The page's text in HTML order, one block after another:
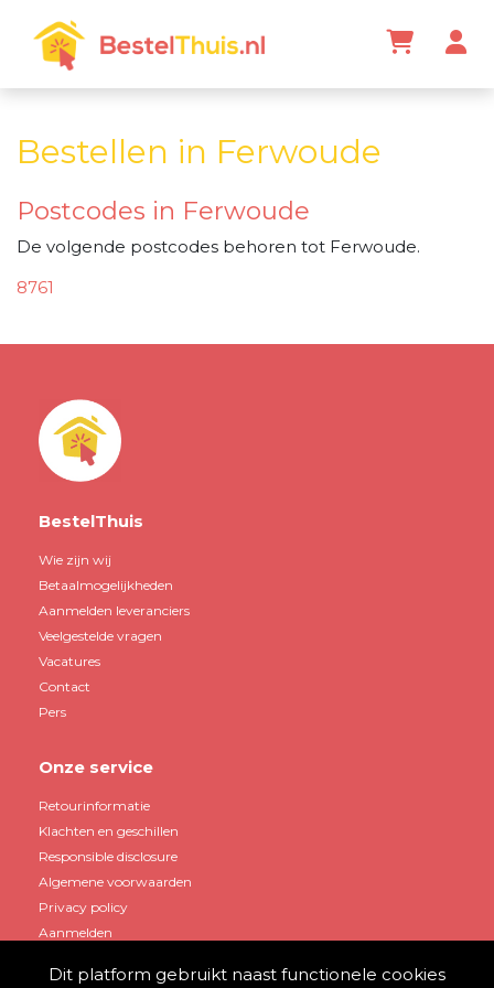
Bestellen in Ferwoude
Postcodes in Ferwoude
De volgende postcodes behoren tot Ferwoude.
8761
BestelThuis
Wie zijn wij
Betaalmogelijkheden
Aanmelden leveranciers
Veelgestelde vragen
Vacatures
Contact
Pers
Onze service
Retourinformatie
Klachten en geschillen
Responsible disclosure
Algemene voorwaarden
Privacy policy
Aanmelden
Dit platform gebruikt naast functionele cookies